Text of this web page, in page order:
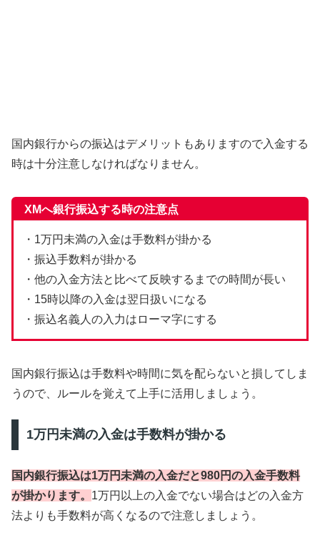
国内銀行からの振込はデメリットもありますので入金する
時は十分注意しなければなりません。
XMへ銀行振込する時の注意点
・1万円未満の入金は手数料が掛かる
・振込手数料が掛かる
・他の入金方法と比べて反映するまでの時間が長い
・15時以降の入金は翌日扱いになる
・振込名義人の入力はローマ字にする
国内銀行振込は手数料や時間に気を配らないと損してしま
うので、ルールを覚えて上手に活用しましょう。
1万円未満の入金は手数料が掛かる
国内銀行振込は1万円未満の入金だと980円の入金手数料
が掛かります。 1万円以上の入金でない場合はどの入金方
法よりも手数料が高くなるので注意しましょう。